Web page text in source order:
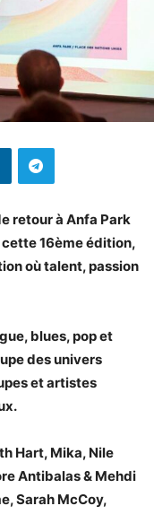
retour à Anfa Park
cette 16ème édition,
où talent, passion
blues, pop et
des univers
et artistes
Hart, Mika, Nile
Antibalas & Mehdi
Sarah McCoy,